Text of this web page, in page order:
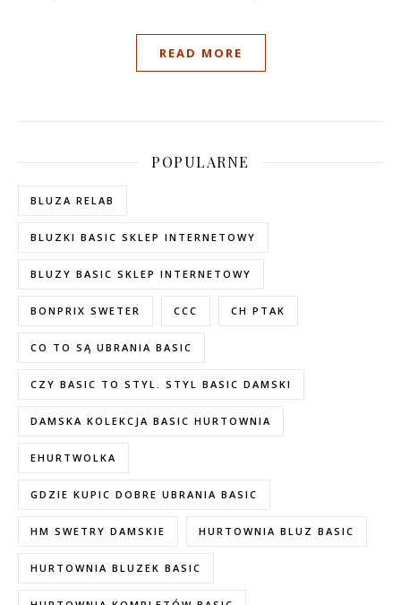
READ MORE
POPULARNE
BLUZA RELAB
BLUZKI BASIC SKLEP INTERNETOWY
BLUZY BASIC SKLEP INTERNETOWY
BONPRIX SWETER CCC CH PTAK
CO TO SĄ UBRANIA BASIC
CZY BASIC TO STYL. STYL BASIC DAMSKI
DAMSKA KOLEKCJA BASIC HURTOWNIA
EHURTWOLKA
GDZIE KUPIC DOBRE UBRANIA BASIC
HM SWETRY DAMSKIE HURTOWNIA BLUZ BASIC
HURTOWNIA BLUZEK BASIC